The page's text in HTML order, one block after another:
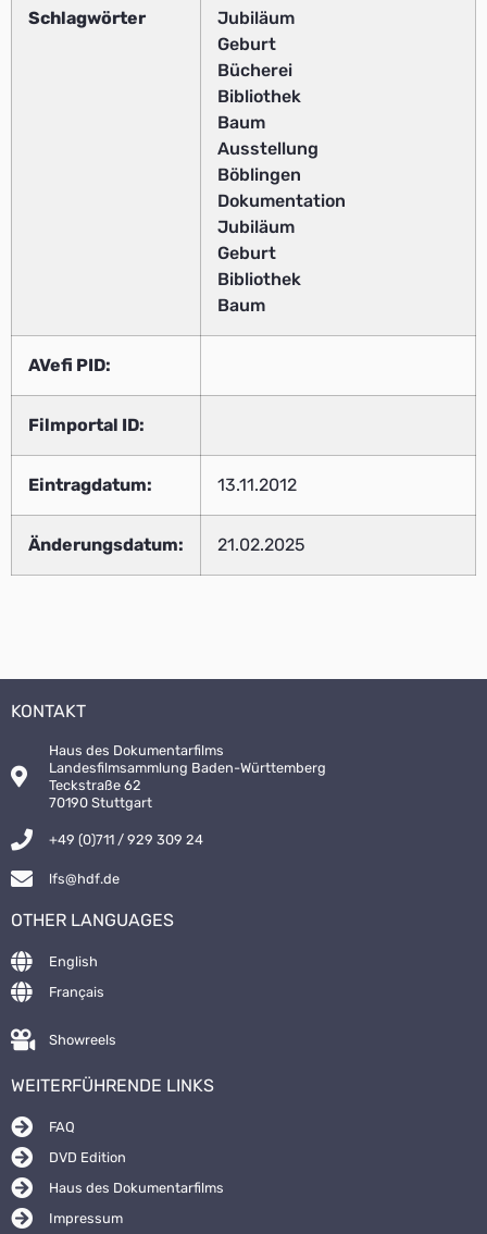
Schlagwörter
Jubiläum
Geburt
Bücherei
Bibliothek
Baum
Ausstellung
Böblingen
Dokumentation
Jubiläum
Geburt
Bibliothek
Baum
AVefi PID:
Filmportal ID:
Eintragdatum: 13.11.2012
Änderungsdatum: 21.02.2025
KONTAKT
Haus des Dokumentarfilms
Landesfilmsammlung Baden-Württemberg
Teckstraße 62
70190 Stuttgart
+49 (0)711 / 929 309 24
lfs@hdf.de
OTHER LANGUAGES
English
Français
Showreels
WEITERFÜHRENDE LINKS
FAQ
DVD Edition
Haus des Dokumentarfilms
Impressum